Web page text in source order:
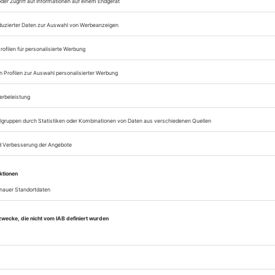
Zugang zum
Opernwelt
Sie können alle Vorteile
sofort nutzen
Digital-Abo testen